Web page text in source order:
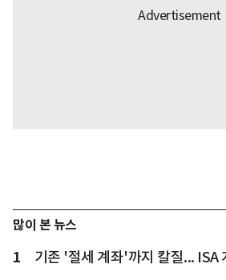
많이 본 뉴스
1 기존 '절세 계좌'까지 칼질... ISA